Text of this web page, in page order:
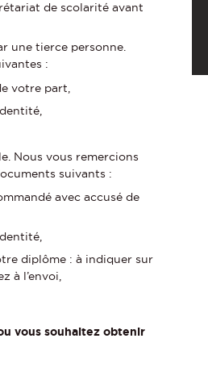
de scolarité avant
une tierce personne.
:
votre part,
Nous vous remercions
suivants :
avec accusé de
diplôme : à indiquer sur
à l’envoi,
vous souhaitez obtenir